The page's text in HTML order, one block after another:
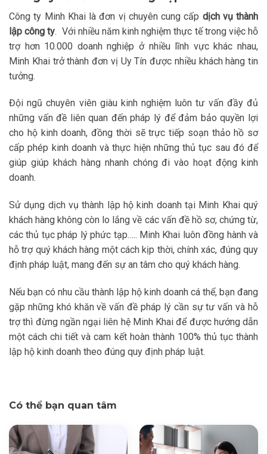
Công ty Minh Khai là đơn vị chuyên cung cấp dịch vụ thành
lập công ty. Với nhiều năm kinh nghiệm thực tế trong việc hỗ
trợ hơn 10.000 doanh nghiệp ở nhiều lĩnh vực khác nhau,
Minh Khai trở thành đơn vị Uy Tín được nhiều khách hàng tin
tưởng.
Đội ngũ chuyên viên giàu kinh nghiệm luôn tư vấn đầy đủ
những vấn đề liên quan đến pháp lý để đảm bảo quyền lợi
cho hộ kinh doanh, đồng thời sẽ trực tiếp soạn thảo hồ sơ
cấp phép kinh doanh và thực hiện những thủ tục sau đó để
giúp giúp khách hàng nhanh chóng đi vào hoạt động kinh
doanh.
Sử dụng dịch vụ thành lập hộ kinh doanh tại Minh Khai quý
khách hàng không còn lo lắng về các vấn đề hồ sơ, chứng từ,
các thủ tục pháp lý phức tạp….. Minh Khai luôn đồng hành và
hỗ trợ quý khách hàng một cách kịp thời, chính xác, đúng quy
định pháp luật, mang đến sự an tâm cho quý khách hàng.
Nếu bạn có nhu cầu thành lập hộ kinh doanh cá thể, bạn đang
gặp những khó khăn về vấn đề pháp lý cần sự tư vấn và hỗ
trợ thì đừng ngần ngại liên hệ Minh Khai để được hướng dẫn
một cách chi tiết và cam kết hoàn thành 100% thủ tục thành
lập hộ kinh doanh theo đúng quy định pháp luật.
Có thể bạn quan tâm